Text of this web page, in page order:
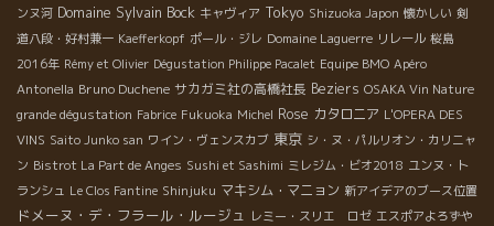
ンヌ河 Domaine Sylvain Bock キャヴィア Tokyo Shizuoka Japon 懐かしい 剣
道八段・好村兼一 Kaefferkopf ポール・ジレ Domaine Laguerre リレール 桜島
2016年 Rémy et Olivier Dégustation Philippe Pacalet Equipe BMO Apéro
Antonella Bruno Duchene サカガミ社の高橋社長 Beziers OSAKA Vin Nature
grande dégustation Fabrice Fukuoka Michel Rose カタロニア L'OPERA DES
VINS Saito Junko san ワイン・ヴェンスカブ 東京 シ・ヌ・パルリオン・カリニャ
ン Bistrot La Part de Anges Sushi et Sashimi ミレジム・ビオ2018 ユンヌ・ト
ランシュ Le Clos Fantine Shinjuku マキシム・マニョン 新アイデアのブース位置
ドメーヌ・デ・フラール・ルージュ レミー・スリエ ロゼ エスポアよろずや